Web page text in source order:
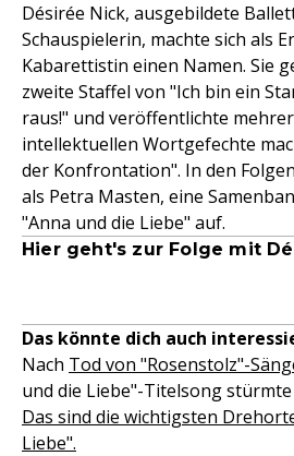
Désirée Nick, ausgebildete
Schauspielerin, machte sich als
Kabarettistin einen Namen. Sie
zweite Staffel von "Ich bin ein
raus!" und veröffentlichte
intellektuellen Wortgefechte
der Konfrontation". In den
als Petra Masten, eine
"Anna und die Liebe" auf.
Hier geht's zur Folge mit
Das könnte dich auch
Nach Tod von "Rosenstolz"-
und die Liebe"-Titelsong stürmte
Das sind die wichtigsten
Liebe".